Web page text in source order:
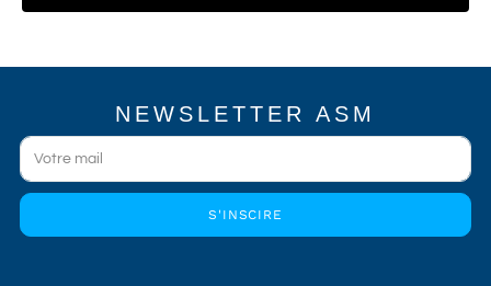
NEWSLETTER ASM
S'INSCIRE